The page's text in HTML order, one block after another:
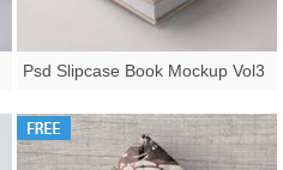
Psd Slipcase Book Mockup Vol3